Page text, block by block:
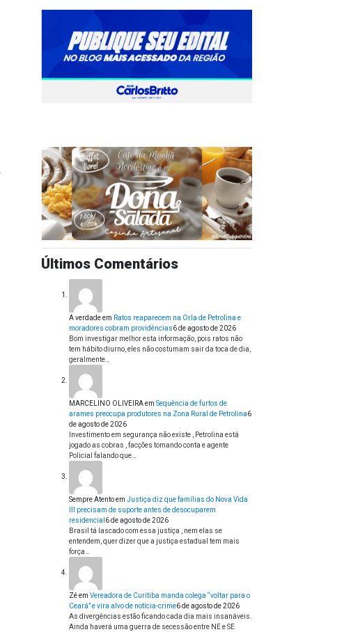
Últimos Comentários
A verdadeem Ratos reaparecem na Orla de Petrolina e
moradores cobram providências6 de agosto de 2026
Bom investigar melhor esta informação, pois ratos não
tem hábito diurno, eles não costumam sair da toca de dia,
geralmente…
MARCELINO OLIVEIRAem Sequência de furtos de
arames preocupa produtores na Zona Rural de Petrolina6
de agosto de 2026
Investimento em segurança não existe , Petrolina está
jogado as cobras , facções tomando conta e agente
Policial falando que…
Sempre Atentoem Justiça diz que famílias do Nova Vida
III precisam de suporte antes de desocuparem
residencial 6 de agosto de 2026
Brasil tá lascado com essa justiça , nem elas se
entendem, quer dizer que a justiça estadual tem mais
força…
Zéem Vereadora de Curitiba manda colega “voltar para o
Ceará” e vira alvo de notícia-crime6 de agosto de 2026
As divergências estão ficando cada dia mais insanáveis.
Ainda haverá uma guerra de secessão entre NE e SE